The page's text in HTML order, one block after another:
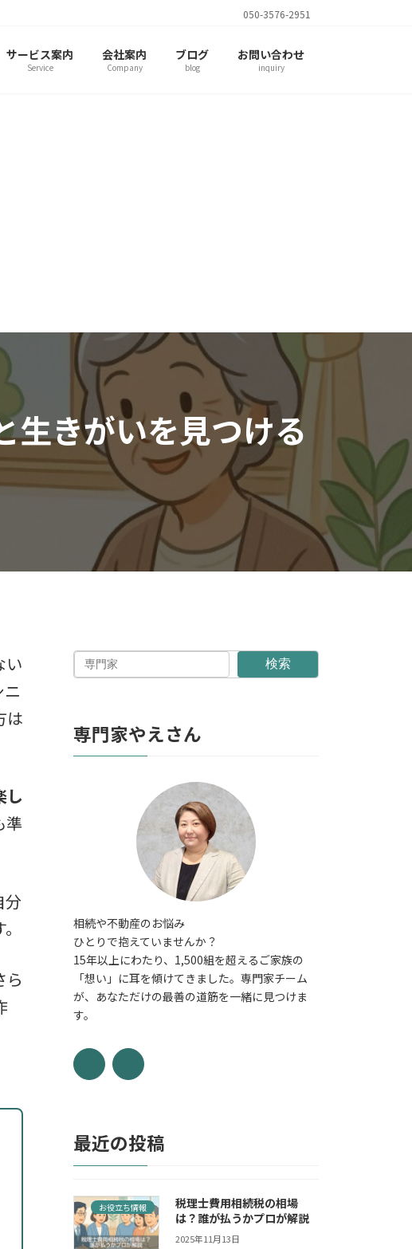
050-3576-2951
サービス案内
Service
会社案内
Company
ブログ
blog
お問い合わせ
inquiry
生きがいを見つける
い
は
し
準
分
ら
検索
専門家やえさん
相続や不動産のお悩み
ひとりで抱えていませんか？
15年以上にわたり、1,500組を超えるご家族の
「想い」に耳を傾けてきました。専門家チーム
が、あなただけの最善の道筋を一緒に見つけま
す。
最近の投稿
お役立ち情報
税理士費用相続税の相場
は？誰が払うかプロが解説
2025年11月13日